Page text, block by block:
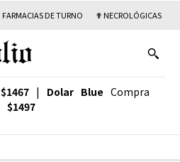
FARMACIAS DE TURNO ✟ NECROLÓGICAS
$1467 | Dolar Blue Compra
$1497